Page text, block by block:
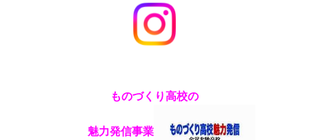
ものづくり高校の
魅力発信事業